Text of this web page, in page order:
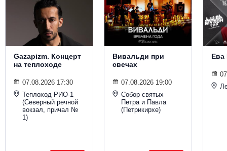
Gazapizm. Концерт
на теплоходе
07.08.2026 17:30
Теплоход РИО-1
(Северный речной
вокзал, причал №
1)
Вивальди при
свечах
07.08.2026 19:00
Собор святых
Петра и Павла
(Петрикирхе)
Ева